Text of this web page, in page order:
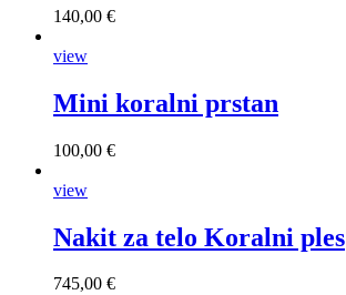
140,00 €
view
Mini koralni prstan
100,00 €
view
Nakit za telo Koralni ples
745,00 €